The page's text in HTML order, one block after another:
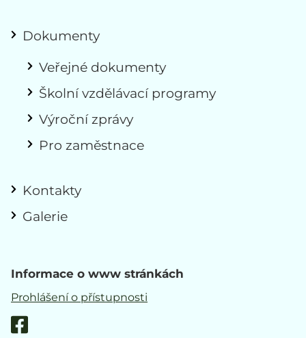
Dokumenty
Veřejné dokumenty
Školní vzdělávací programy
Výroční zprávy
Pro zaměstnace
Kontakty
Galerie
Informace o www stránkách
Prohlášení o přístupnosti